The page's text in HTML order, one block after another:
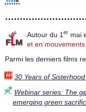
Autour du 1 er mai
et en mouvements
Parmi les derniers films
30 Years of
Webinar series: The
emerging green